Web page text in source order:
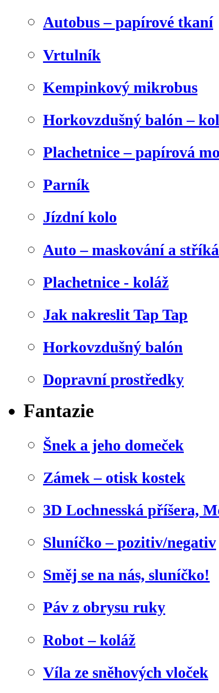
Autobus – papírové tkaní
Vrtulník
Kempinkový mikrobus
Horkovzdušný balón –
Plachetnice – papírová
Parník
Jízdní kolo
Auto – maskování a
Plachetnice - koláž
Jak nakreslit Tap Tap
Horkovzdušný balón
Dopravní prostředky
Fantazie
Šnek a jeho domeček
Zámek – otisk kostek
3D Lochnesská příšera,
Sluníčko – pozitiv/negativ
Směj se na nás, sluníčko!
Páv z obrysu ruky
Robot – koláž
Víla ze sněhových vloček